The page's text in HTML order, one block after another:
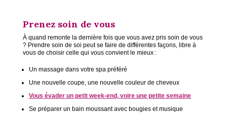
Prenez soin de vous
À quand remonte la dernière fois que vous avez pris soin de vous
? Prendre soin de soi peut se faire de différentes façons, libre à
vous de choisir celle qui vous convient le mieux :
Un massage dans votre spa préféré
Une nouvelle coupe, une nouvelle couleur de cheveux
Vous évader un petit week-end, voire une petite semaine
Se préparer un bain moussant avec bougies et musique